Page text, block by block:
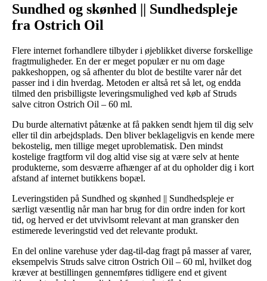
Sundhed og skønhed || Sundhedspleje
fra Ostrich Oil
Flere internet forhandlere tilbyder i øjeblikket diverse forskellige
fragtmuligheder. En der er meget populær er nu om dage
pakkeshoppen, og så afhenter du blot de bestilte varer når det
passer ind i din hverdag. Metoden er altså ret så let, og endda
tilmed den prisbilligste leveringsmulighed ved køb af Struds
salve citron Ostrich Oil – 60 ml.
Du burde alternativt påtænke at få pakken sendt hjem til dig selv
eller til din arbejdsplads. Den bliver beklageligvis en kende mere
bekostelig, men tillige meget uproblematisk. Den mindst
kostelige fragtform vil dog altid vise sig at være selv at hente
produkterne, som desværre afhænger af at du opholder dig i kort
afstand af internet butikkens bopæl.
Leveringstiden på Sundhed og skønhed || Sundhedspleje er
særligt væsentlig når man har brug for din ordre inden for kort
tid, og herved er det utvivlsomt relevant at man gransker den
estimerede leveringstid ved det relevante produkt.
En del online varehuse yder dag-til-dag fragt på masser af varer,
eksempelvis Struds salve citron Ostrich Oil – 60 ml, hvilket dog
kræver at bestillingen gennemføres tidligere end et givent